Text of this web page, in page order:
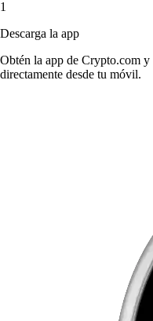
1
Descarga la app
Obtén la app de Crypto.com
directamente desde tu móvil.